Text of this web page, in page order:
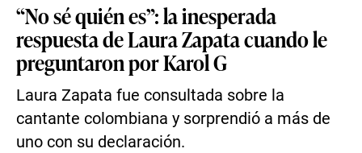
“No sé quién es”: la inesperada
respuesta de Laura Zapata cuando le
preguntaron por Karol G
Laura Zapata fue consultada sobre la
cantante colombiana y sorprendió a más de
uno con su declaración.